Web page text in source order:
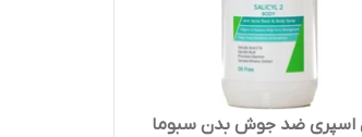
اسپری ضد جوش بدن سبوما